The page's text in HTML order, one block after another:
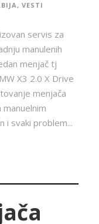
, VESTI
servis za
manulenih
menjač tj
X3 2.0 X Drive
menjača
i svaki problem...